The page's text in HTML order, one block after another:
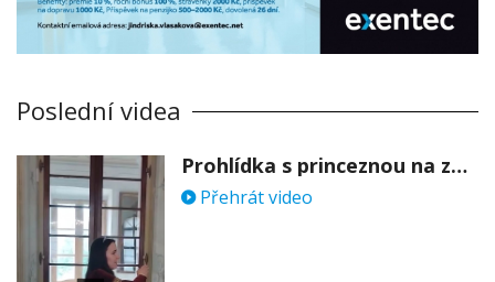
Poslední videa
Prohlídka s princeznou na zámku Stekník
Přehrát video